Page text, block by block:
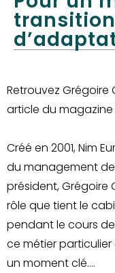
Retrouvez Grégoire
article du magazine
Créé en 2001, Nim
du management de
président, Grégoire
rôle que tient le
pendant le cours
ce métier
un moment clé….